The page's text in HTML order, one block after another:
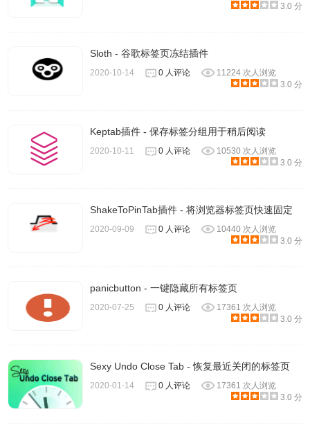
3.0 分
Sloth - 谷歌标签页冻结插件
2020-10-14 0 人评论
11224 次人浏览
3.0 分
Keptab插件 - 保存标签分组用于稍后阅读
2020-10-11 0 人评论
10530 次人浏览
3.0 分
ShakeToPinTab插件 - 将浏览器标签页快速固定
2020-09-09 0 人评论
10440 次人浏览
3.0 分
panicbutton - 一键隐藏所有标签页
2020-07-25 0 人评论
17361 次人浏览
3.0 分
Sexy Undo Close Tab - 恢复最近关闭的标签页
2020-01-14 0 人评论
17361 次人浏览
3.0 分